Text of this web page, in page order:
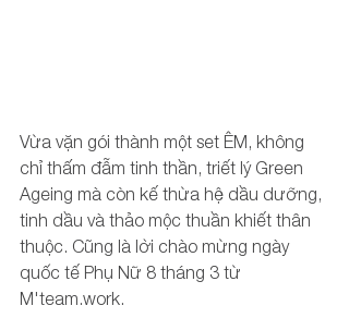
Vừa vặn gói thành một set ÊM, không
chỉ thấm đẫm tinh thần, triết lý Green
Ageing mà còn kế thừa hệ dầu dưỡng,
tinh dầu và thảo mộc thuần khiết thân
thuộc. Cũng là lời chào mừng ngày
quốc tế Phụ Nữ 8 tháng 3 từ
M'team.work.